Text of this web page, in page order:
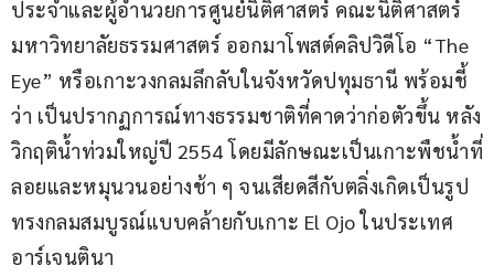
ประจำและผู้อำนวยการศูนย์นิติศาสตร์ คณะนิติศาสตร์
มหาวิทยาลัยธรรมศาสตร์ ออกมาโพสต์คลิปวิดีโอ “The
Eye” หรือเกาะวงกลมลึกลับในจังหวัดปทุมธานี พร้อมชี้
ว่า เป็นปรากฏการณ์ทางธรรมชาติที่คาดว่าก่อตัวขึ้น หลัง
วิกฤติน้ำท่วมใหญ่ปี 2554 โดยมีลักษณะเป็นเกาะพืชน้ำที่
ลอยและหมุนวนอย่างช้า ๆ จนเสียดสีกับตลิ่งเกิดเป็นรูป
ทรงกลมสมบูรณ์แบบคล้ายกับเกาะ El Ojo ในประเทศ
อาร์เจนตินา